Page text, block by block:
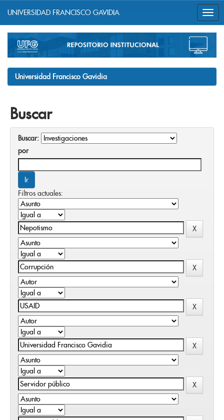
navigation
UNIVERSIDAD FRANCISCO GAVIDIA
Universidad Francisco Gavidia
Buscar
Buscar:
por
Filtros actuales: